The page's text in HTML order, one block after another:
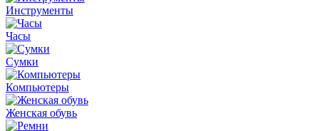
Инструменты
Часы
Сумки
Компьютеры
Женская обувь